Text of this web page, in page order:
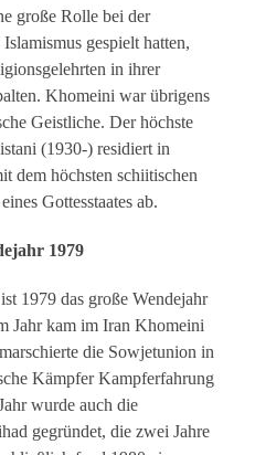
große Rolle bei der
gespielt hatten,
in ihrer
Khomeini war übrigens
Geistliche. Der höchste
(1930-) residiert in
dem höchsten schiitischen
Gottesstaates ab.
1979
1979 das große Wendejahr
Jahr kam im Iran Khomeini
die Sowjetunion in
Kämpfer Kampferfahrung
wurde auch die
gegründet, die zwei Jahre